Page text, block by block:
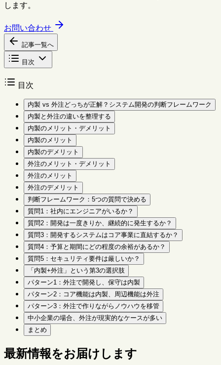
します。
お問い合わせ
記事一覧へ
目次
目次
内製 vs 外注どっちが正解？システム開発の判断フレームワーク
内製と外注の違いを整理する
内製のメリット・デメリット
内製のメリット
内製のデメリット
外注のメリット・デメリット
外注のメリット
外注のデメリット
判断フレームワーク：5つの質問で決める
質問1：社内にエンジニアがいるか？
質問2：開発は一度きりか、継続的に発生するか？
質問3：開発するシステムはコア事業に直結するか？
質問4：予算と期間にどの程度の余裕があるか？
質問5：セキュリティ要件は厳しいか？
「内製+外注」という第3の選択肢
パターン1：外注で開発し、保守は内製
パターン2：コア機能は内製、周辺機能は外注
パターン3：外注で作りながらノウハウを移管
中小企業の場合、外注が現実的なケースが多い
まとめ
最新情報をお届けします